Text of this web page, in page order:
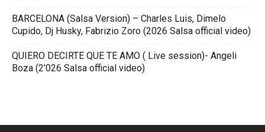
BARCELONA (Salsa Version) – Charles Luis, Dimelo
Cupido, Dj Husky, Fabrizio Zoro (2026 Salsa official video)
QUIERO DECIRTE QUE TE AMO ( Live session)- Angeli
Boza (2’026 Salsa official video)